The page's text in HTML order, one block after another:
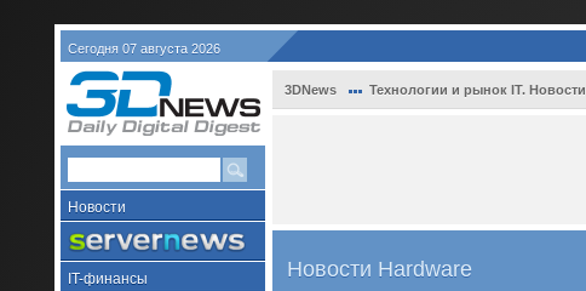
Сегодня 07 августа 2026
Новости
IT-финансы
3DNews Технологии и рынок IT. Новости
Новости Hardware